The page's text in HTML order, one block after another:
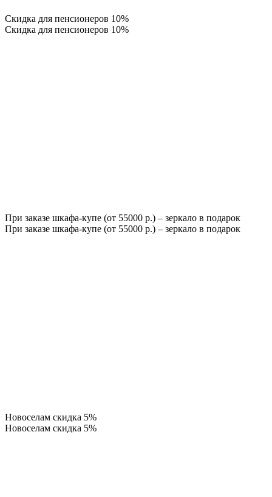
Скидка для пенсионеров 10%
Скидка для пенсионеров 10%
При заказе шкафа-купе (от 55000 р.) – зеркало в подарок
При заказе шкафа-купе (от 55000 р.) – зеркало в подарок
Новоселам скидка 5%
Новоселам скидка 5%